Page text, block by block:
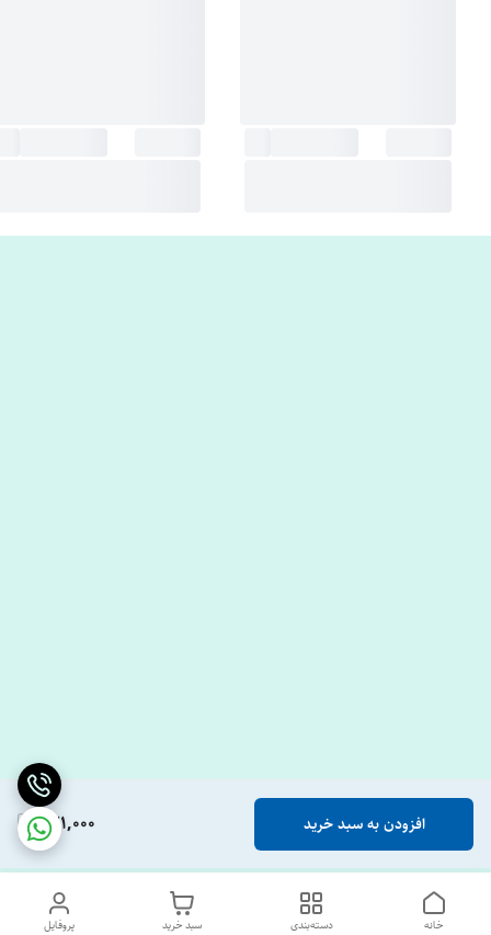
721,000 افزودن به سبد خرید
پروفایل سبد خرید دسته‌بندی خانه